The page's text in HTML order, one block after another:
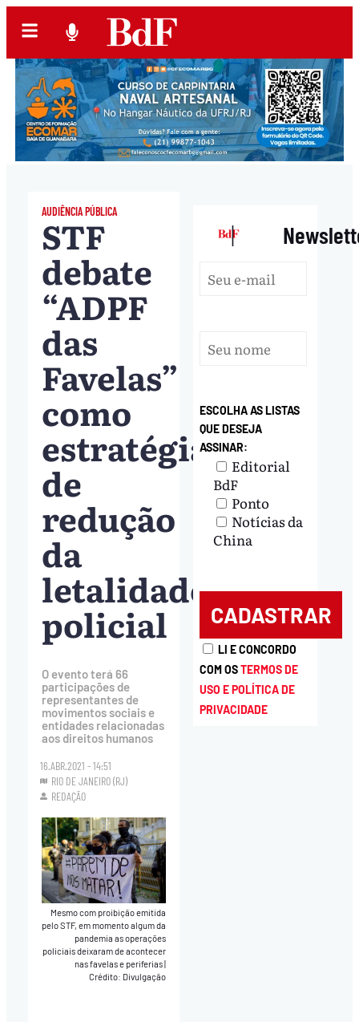
AUDIÊNCIA PÚBLICA
STF
debate
“ADPF
das
Favelas”
como
estratégia
de
redução
da
letalidade
policial
O evento terá 66
participações de
representantes de
movimentos sociais e
entidades relacionadas
aos direitos humanos
16.ABR.2021 - 14:51
RIO DE JANEIRO (RJ)
REDAÇÃO
Mesmo com proibição emitida
pelo STF, em momento algum da
pandemia as operações
policiais deixaram de acontecer
nas favelas e periferias|
Crédito: Divulgação
|
ESCOLHA AS LISTAS
QUE DESEJA
ASSINAR:
Editorial
BdF
Ponto
Notícias da
China
LI E CONCORDO
COM OSTERMOS DE
USO E POLÍTICA DE
PRIVACIDADE